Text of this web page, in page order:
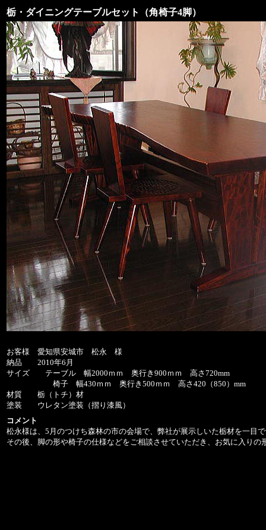
栃・ダイニングテーブルセット（角椅子4脚）
お客様 愛知県安城市 松永 様
納品 2010年6月
サイズ テーブル 幅2000ｍｍ 奥行き900ｍｍ 高さ720mm
椅子 幅430ｍｍ 奥行き500ｍｍ 高さ420（850）mm
材質 栃（トチ）材
塗装 ウレタン塗装（摺り漆風）
コメント
松永様は、5月のつけち森林の市の会場で、弊社が展示しいた栃材を一目
その後、脚の形や椅子の仕様などをご相談させていただき、お気に入り